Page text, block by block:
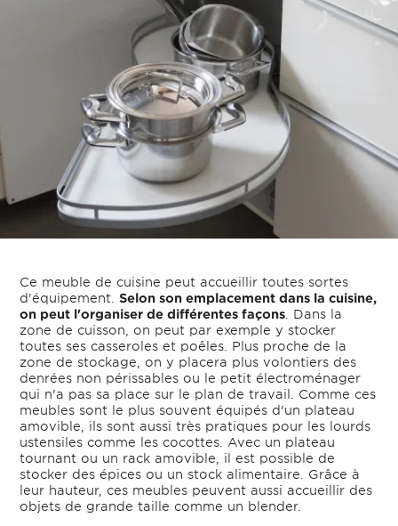
Ce meuble de cuisine peut accueillir toutes sortes
d'équipement.Selon son emplacement dans la cuisine,
on peut l'organiser de différentes façons . Dans la
zone de cuisson, on peut par exemple y stocker
toutes ses casseroles et poêles. Plus proche de la
zone de stockage, on y placera plus volontiers des
denrées non périssables ou le petit électroménager
qui n'a pas sa place sur le plan de travail. Comme ces
meubles sont le plus souvent équipés d'un plateau
amovible, ils sont aussi très pratiques pour les lourds
ustensiles comme les cocottes. Avec un plateau
tournant ou un rack amovible, il est possible de
stocker des épices ou un stock alimentaire. Grâce à
leur hauteur, ces meubles peuvent aussi accueillir des
objets de grande taille comme un blender.